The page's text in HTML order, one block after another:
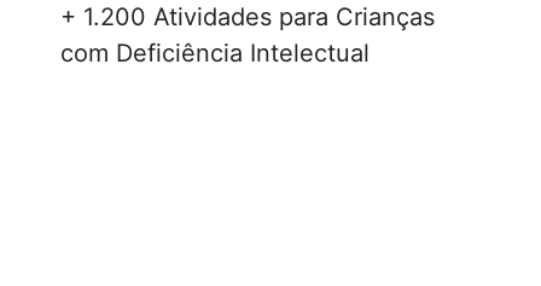
+ 1.200 Atividades para Crianças
com Deficiência Intelectual